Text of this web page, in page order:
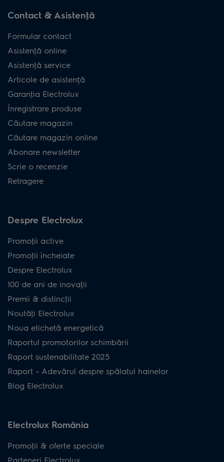
Contact & Asistenţă
Formular contact
Asistenţă online
Asistenţă service
Articole de asistență
Garanţia Electrolux
Înregistrare produse
Căutare magazin
Căutare magazin online
Abonare newsletter
Scrie o recenzie
Retragere
Despre Electrolux
Promoţii active
Promoţii încheiate
Despre Electrolux
100 de ani de inovaţii
Premii & distincţii
Noutăţi Electrolux
Noua etichetă energetică
Raportul promotorilor schimbării
Raport sustenabilitate 2025
Raport – Adevărul despre spălatul hainelor
Blog Electrolux
Electrolux România
Promoţii & oferte speciale
Parteneri Electrolux